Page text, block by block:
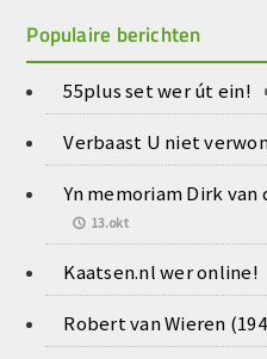
Populaire berichten
55plus set wer út ein!
Verbaast U niet
Yn memoriam Dirk van
13.okt
Kaatsen.nl wer online!
Robert van Wieren